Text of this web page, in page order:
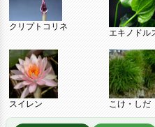
クリプトコリネ
エキノドル
スイレン こけ・しだ